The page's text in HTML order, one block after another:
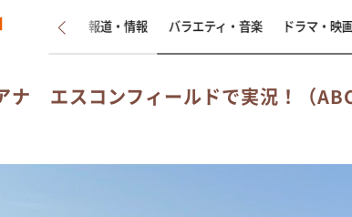
インタビュー 報道・情報 バラエティ・音楽 ドラマ・映
ナ エスコンフィールドで実況！（ABC